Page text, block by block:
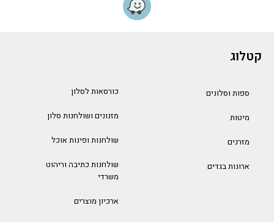
קטלוג
ספות וסלונים
מיטות
מזרנים
ארונות בגדים
כורסאות לסלון
מזנונים ושולחנות סלון
שולחנות ופינות אוכל
שולחנות כתיבה וריהוט
משרדי
ארכיון מוצרים